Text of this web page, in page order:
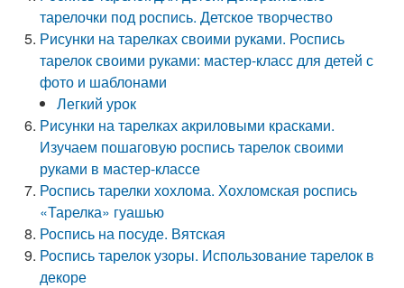
тарелочки под роспись. Детское творчество
Рисунки на тарелках своими руками. Роспись
тарелок своими руками: мастер-класс для детей с
фото и шаблонами
Легкий урок
Рисунки на тарелках акриловыми красками.
Изучаем пошаговую роспись тарелок своими
руками в мастер-классе
Роспись тарелки хохлома. Хохломская роспись
«Тарелка» гуашью
Роспись на посуде. Вятская
Роспись тарелок узоры. Использование тарелок в
декоре